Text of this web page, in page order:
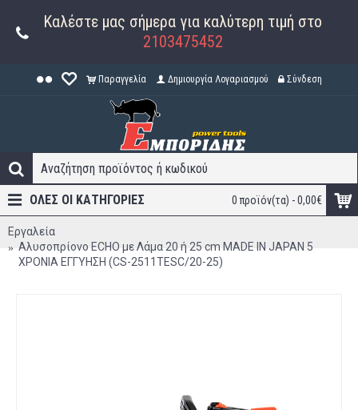
Καλέστε μας σήμερα για καλύτερη τιμή στο
2103475452
Παραγγελία Δημιουργία Λογαριασμού Σύνδεση
0 προϊόν(τα) - 0,00€
ΟΛΕΣ ΟΙ ΚΑΤΗΓΟΡΊΕΣ
Εργαλεία
Αλυσοπρίονο ECHO με Λάμα 20 ή 25 cm MADE IN JAPAN 5
ΧΡΟΝΙΑ ΕΓΓΥΗΣΗ (CS-2511TΕSC/20-25)